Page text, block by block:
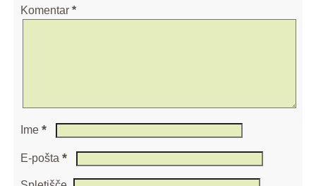
Komentar *
Ime *
E-pošta *